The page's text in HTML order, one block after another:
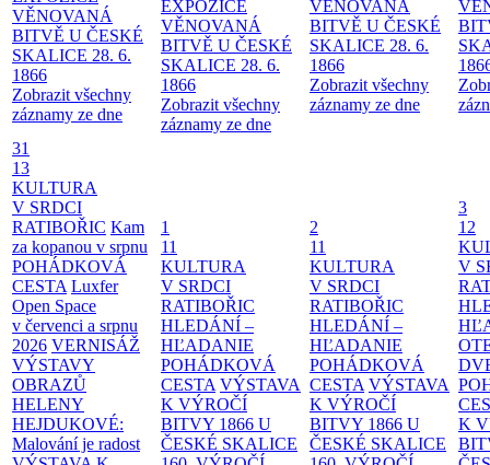
VĚNOVANÁ
BITVĚ U ČESKÉ
SKALICE 28. 6.
1866
Zobrazit všechny
záznamy ze dne
EXPOZICE
VĚNOVANÁ
BITVĚ U ČESKÉ
SKALICE 28. 6.
1866
Zobrazit všechny
záznamy ze dne
VĚNOVANÁ
BITVĚ U ČESKÉ
SKALICE 28. 6.
1866
Zobrazit všechny
záznamy ze dne
31
13
KULTURA
V SRDCI
RATIBOŘIC Kam
za kopanou v srpnu
POHÁDKOVÁ
CESTA Luxfer
Open Space
v červenci a srpnu
2026 VERNISÁŽ
VÝSTAVY
OBRAZŮ
HELENY
HEJDUKOVÉ:
Malování je radost
1
11
KULTURA
V SRDCI
RATIBOŘIC
HLEDÁNÍ –
HĽADANIE
POHÁDKOVÁ
CESTA VÝSTAVA
K VÝROČÍ
BITVY 1866 U
ČESKÉ SKALICE
2
11
KULTURA
V SRDCI
RATIBOŘIC
HLEDÁNÍ –
HĽADANIE
POHÁDKOVÁ
CESTA VÝSTAVA
K VÝROČÍ
BITVY 1866 U
ČESKÉ SKALICE
3
12
V
K